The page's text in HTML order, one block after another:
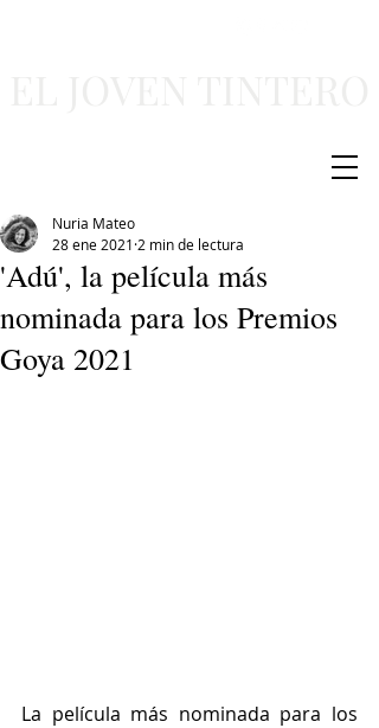
'Adú', la película más
nominada para los Premios
Goya 2021
Nuria Mateo
28 ene 2021 2 min de lectura